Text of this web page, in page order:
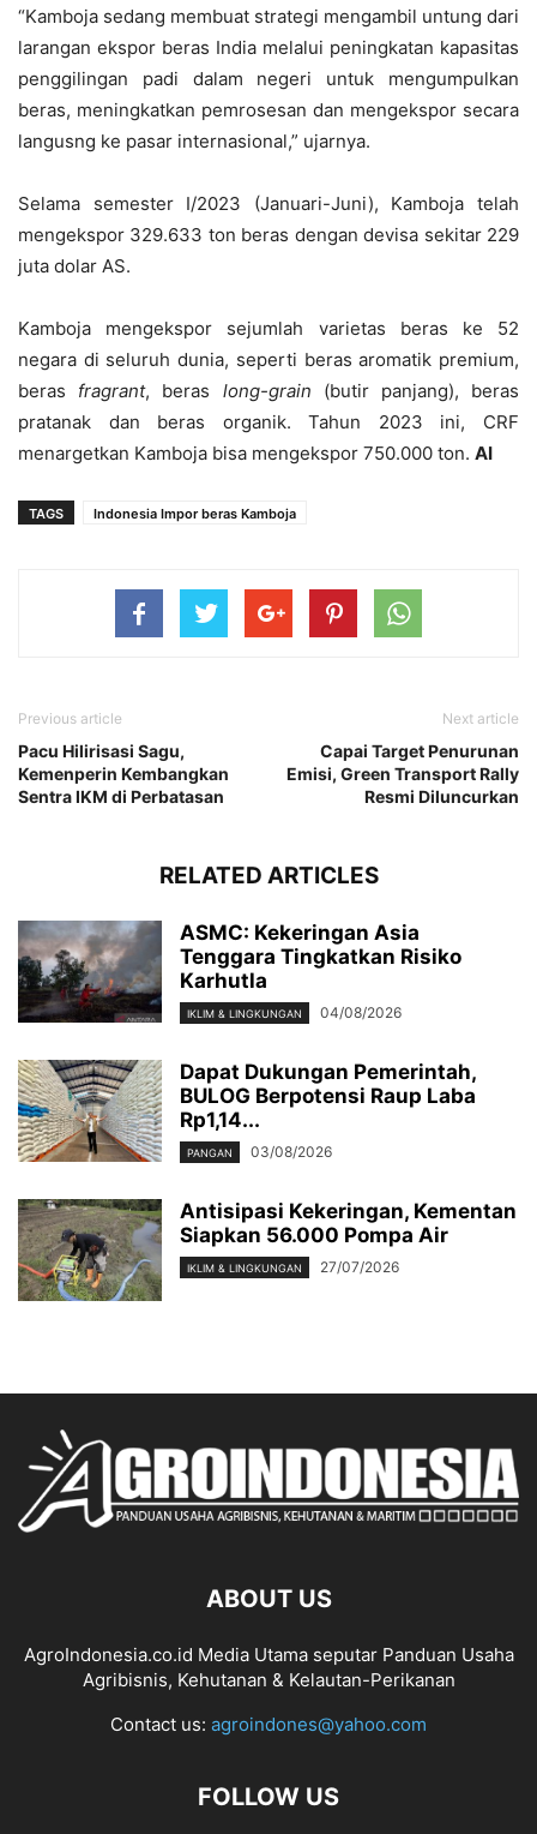
“Kamboja sedang membuat strategi mengambil untung dari
larangan ekspor beras India melalui peningkatan kapasitas
penggilingan padi dalam negeri untuk mengumpulkan
beras, meningkatkan pemrosesan dan mengekspor secara
langusng ke pasar internasional,” ujarnya.
Selama semester I/2023 (Januari-Juni), Kamboja telah
mengekspor 329.633 ton beras dengan devisa sekitar 229
juta dolar AS.
Kamboja mengekspor sejumlah varietas beras ke 52
negara di seluruh dunia, seperti beras aromatik premium,
beras fragrant, beras long-grain (butir panjang), beras
pratanak dan beras organik. Tahun 2023 ini, CRF
menargetkan Kamboja bisa mengekspor 750.000 ton. AI
TAGS Indonesia Impor beras Kamboja
Previous article
Pacu Hilirisasi Sagu,
Kemenperin Kembangkan
Sentra IKM di Perbatasan
Next article
Capai Target Penurunan
Emisi, Green Transport Rally
Resmi Diluncurkan
RELATED ARTICLES
ASMC: Kekeringan Asia
Tenggara Tingkatkan Risiko
Karhutla
IKLIM & LINGKUNGAN 04/08/2026
Dapat Dukungan Pemerintah,
BULOG Berpotensi Raup Laba
Rp1,14...
PANGAN 03/08/2026
Antisipasi Kekeringan, Kementan
Siapkan 56.000 Pompa Air
IKLIM & LINGKUNGAN 27/07/2026
ABOUT US
AgroIndonesia.co.id Media Utama seputar Panduan Usaha
Agribisnis, Kehutanan & Kelautan-Perikanan
Contact us: agroindones@yahoo.com
FOLLOW US